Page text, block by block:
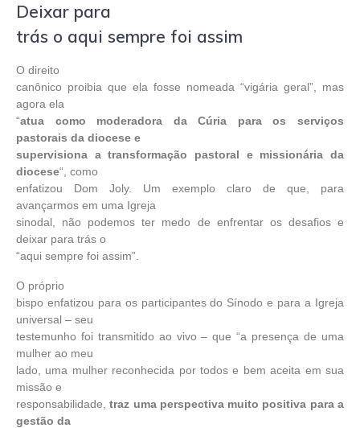
Deixar para
trás o aqui sempre foi assim
O direito
canônico proibia que ela fosse nomeada “vigária geral”, mas
agora ela
“atua como moderadora da Cúria para os serviços
pastorais da diocese e
supervisiona a transformação pastoral e missionária da
diocese“, como
enfatizou Dom Joly. Um exemplo claro de que, para
avançarmos em uma Igreja
sinodal, não podemos ter medo de enfrentar os desafios e
deixar para trás o
“aqui sempre foi assim”.
O próprio
bispo enfatizou para os participantes do Sínodo e para a Igreja
universal – seu
testemunho foi transmitido ao vivo – que “a presença de uma
mulher ao meu
lado, uma mulher reconhecida por todos e bem aceita em sua
missão e
responsabilidade,traz uma perspectiva muito positiva para a
gestão da